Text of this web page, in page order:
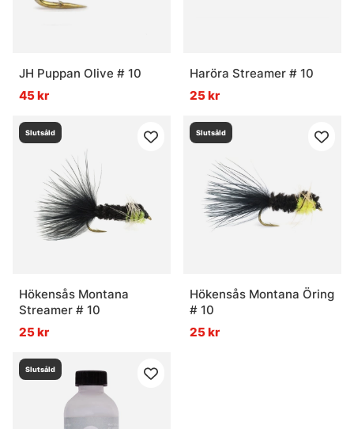
JH Puppan Olive # 10
45 kr
Haröra Streamer # 10
25 kr
Slutsåld
Hökensås Montana
Streamer # 10
25 kr
Slutsåld
Hökensås Montana Öring
# 10
25 kr
Slutsåld